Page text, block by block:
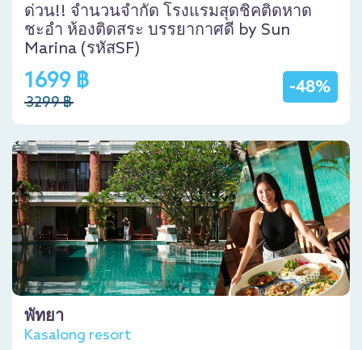
ด่วน!! จำนวนจำกัด โรงแรมสุดชิคติดหาด
ชะอำ ห้องติดสระ บรรยากาศดี by Sun
Marina (รหัสSF)
-48%
1699 ฿
3299 ฿
พัทยา
Kasalong resort